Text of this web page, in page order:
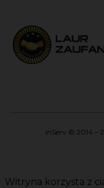
InServ © 2014 –
Witryna korzysta z